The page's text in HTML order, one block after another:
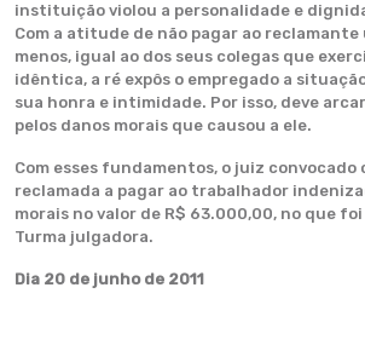
instituição violou a personalidade e
Com a atitude de não pagar ao reclamante
menos, igual ao dos seus colegas que
idêntica, a ré expôs o empregado a
sua honra e intimidade. Por isso, deve
pelos danos morais que causou a ele.
Com esses fundamentos, o juiz convocado
reclamada a pagar ao trabalhador
morais no valor de R$ 63.000,00, no que
Turma julgadora.
Dia 20 de junho de 2011